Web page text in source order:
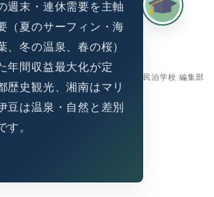
民泊学校 編集部
週末・連休需要を主軸
（夏のサーフィン・海
、冬の温泉、春の桜）
年間収益最大化が定
歴史観光、湘南はマリ
豆は温泉・自然と差別
す。